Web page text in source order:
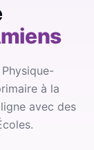
à la
avec des